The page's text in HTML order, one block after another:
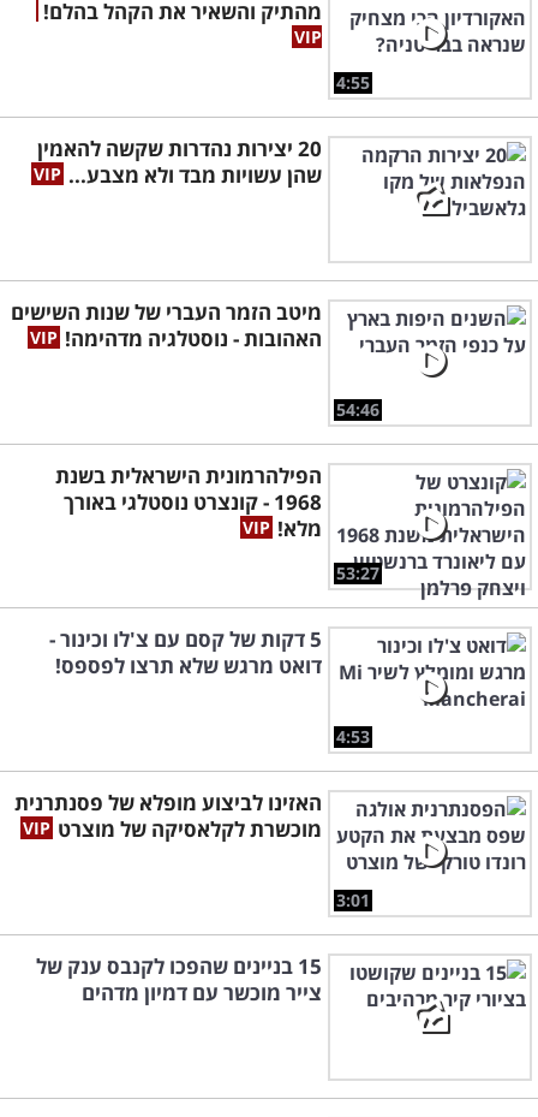
4:55
מהתיק והשאיר את הקהל בהלם!
20 יצירות נהדרות שקשה להאמין
שהן עשויות מבד ולא מצבע...
54:46
מיטב הזמר העברי של שנות השישים
האהובות - נוסטלגיה מדהימה!
53:27
הפילהרמונית הישראלית בשנת
1968 - קונצרט נוסטלגי באורך
מלא!
4:53
5 דקות של קסם עם צ'לו וכינור -
דואט מרגש שלא תרצו לפספס!
3:01
האזינו לביצוע מופלא של פסנתרנית
מוכשרת לקלאסיקה של מוצרט
15 בניינים שהפכו לקנבס ענק של
צייר מוכשר עם דמיון מדהים